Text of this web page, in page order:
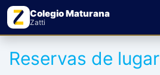
Colegio Maturana
Zatti
Reservas de lugar